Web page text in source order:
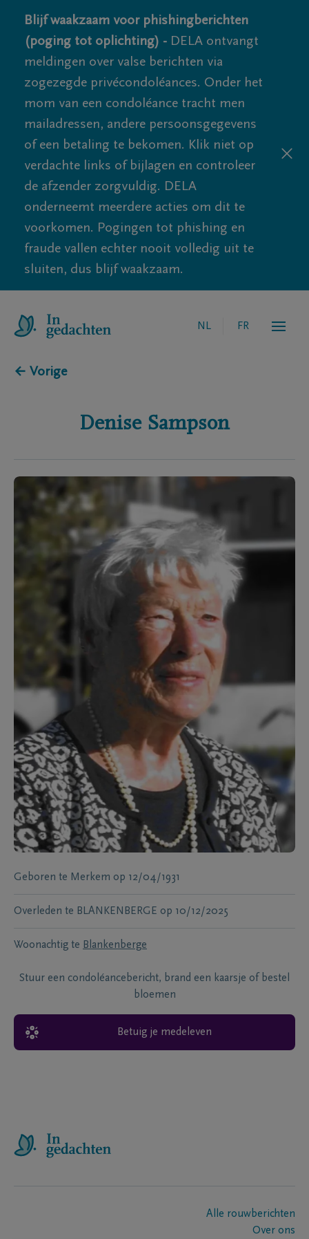
Blijf waakzaam voor phishingberichten
(poging tot oplichting) - DELA ontvangt
meldingen over valse berichten via
zogezegde privécondoléances. Onder het
mom van een condoléance tracht men
mailadressen, andere persoonsgegevens
of een betaling te bekomen. Klik niet op
verdachte links of bijlagen en controleer
de afzender zorgvuldig. DELA
onderneemt meerdere acties om dit te
voorkomen. Pogingen tot phishing en
fraude vallen echter nooit volledig uit te
sluiten, dus blijf waakzaam.
NL FR
← Vorige
Denise Sampson
Geboren te Merkem op 12/04/1931
Overleden te BLANKENBERGE op 10/12/2025
Woonachtig te Blankenberge
Stuur een condoléancebericht, brand een kaarsje of bestel
bloemen
Betuig je medeleven
Alle rouwberichten
Over ons